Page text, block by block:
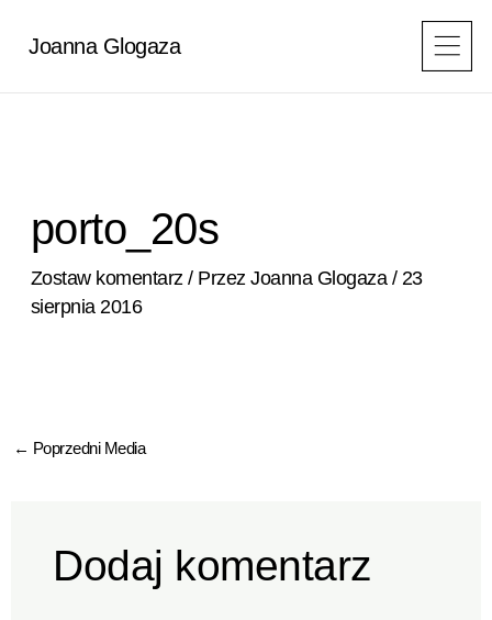
Joanna Glogaza
porto_20s
Zostaw komentarz / PrzezJoanna Glogaza / 23
sierpnia 2016
← Poprzedni Media
Dodaj komentarz